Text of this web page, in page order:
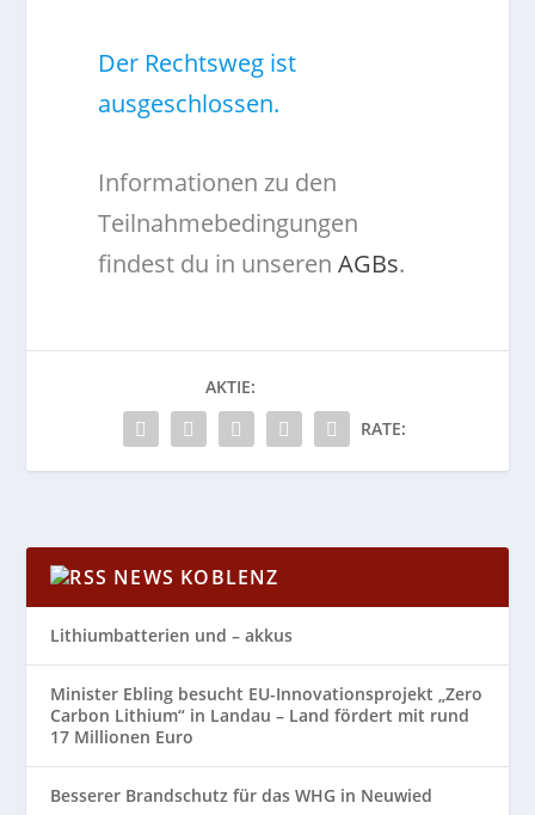
Der Rechtsweg ist
ausgeschlossen.
Informationen zu den
Teilnahmebedingungen
findest du in unserenAGBs.
AKTIE:
RATE:
NEWS KOBLENZ
Lithiumbatterien und – akkus
Minister Ebling besucht EU-Innovationsprojekt „Zero
Carbon Lithium“ in Landau – Land fördert mit rund
17 Millionen Euro
Besserer Brandschutz für das WHG in Neuwied